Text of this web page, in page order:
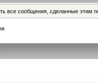
все сообщения, сделанные этим